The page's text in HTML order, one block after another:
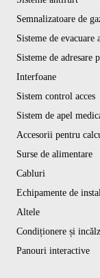
Semnalizatoare de
Sisteme de
Sisteme de adresare
Interfoane
Sistem control acces
Sistem de apel
Accesorii pentru
Surse de alimentare
Cabluri
Echipamente de
Altele
Condiționere și
Panouri interactive